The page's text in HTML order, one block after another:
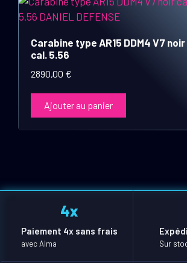
Carabine type AR15 DDM4 V7 noir
cal. 5.56
2890,00 €
Ajouter au panier
Paiement 4x sans frais
avec Alma Sur